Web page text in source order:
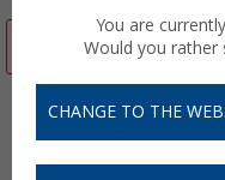
You are
Would you rather
CHANGE TO THE